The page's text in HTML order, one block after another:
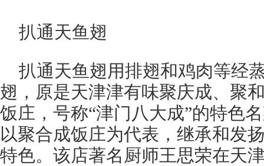
扒通天鱼翅
扒通天鱼翅用排翅和鸡肉等经
翅，原是天津津有味聚庆成、聚
饭庄，号称“津门八大成”的特色
以聚合成饭庄为代表，继承和发
特色。该店著名厨师王思荣在天